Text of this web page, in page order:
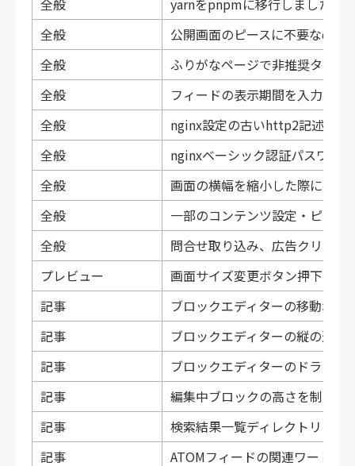
全般
公開画面のピースに不要な
全般
ふりがなページで非推奨タグ
全般
フィードの表示期間を入力必
全般
nginx設定の古いhttp2記述を新
全般
nginxベーシック認証パスワー
全般
画面の横幅を縮小した際に各
全般
一部のコンテンツ設定・ピー
全般
問合せ取り込み、広告クリッ
プレビュー
画面サイズ変更ボタン押下時
記事
ブロックエディターの移動ボ
記事
ブロックエディターの縦の選
記事
ブロックエディターのドラッ
記事
編集中ブロックの高さを制限す
記事
検索結果一覧ディレクトリをペ
記事
ATOMフィードの関連ワード